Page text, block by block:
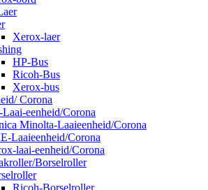
Xerox-laer
HP-Bus
Ricoh-Bus
Xerox-bus
Corona
eenheid/Corona
Minolta-Laaieenheid/Corona
Laaieenheid/Corona
laai-eenheid/Corona
Borselroller
Ricoh-Borselroller